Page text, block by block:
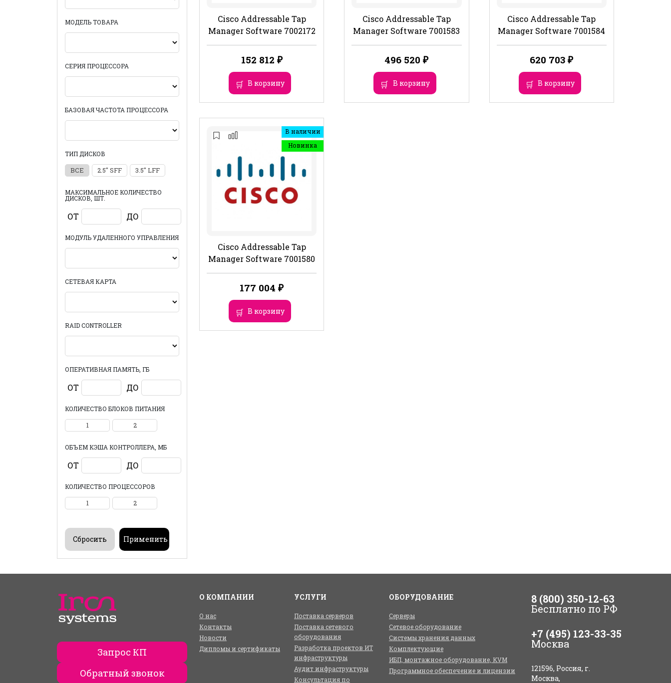
МОДЕЛЬ ТОВАРА
СЕРИЯ ПРОЦЕССОРА
БАЗОВАЯ ЧАСТОТА ПРОЦЕССОРА
ТИП ДИСКОВ
ВСЕ 2.5" SFF 3.5" LFF
МАКСИМАЛЬНОЕ КОЛИЧЕСТВО
ДИСКОВ, ШТ.
ОТ ДО
МОДУЛЬ УДАЛЕННОГО УПРАВЛЕНИЯ
СЕТЕВАЯ КАРТА
RAID CONTROLLER
ОПЕРАТИВНАЯ ПАМЯТЬ, ГБ
ОТ ДО
КОЛИЧЕСТВО БЛОКОВ ПИТАНИЯ
1 2
ОБЪЕМ КЭША КОНТРОЛЛЕРА, МБ
ОТ ДО
КОЛИЧЕСТВО ПРОЦЕССОРОВ
1 2
Cisco Addressable Tap
Manager Software 7002172
152 812 ₽
В корзину
Cisco Addressable Tap
Manager Software 7001583
496 520₽
В корзину
Cisco Addressable Tap
Manager Software 7001584
620 703₽
В корзину
В наличии
Новинка
Cisco Addressable Tap
Manager Software 7001580
177 004₽
В корзину
Запрос КП
Обратный звонок
О КОМПАНИИ
О нас
Контакты
Новости
Дипломы и сертификаты
УСЛУГИ
Поставка серверов
Поставка сетевого
оборудования
Разработка проектов ИТ
инфраструктуры
Аудит инфраструктуры
Консультация по
ОБОРУДОВАНИЕ
Серверы
Сетевое оборудование
Системы хранения данных
Комплектующие
ИБП, монтажное оборудование, KVM
Программное обеспечение и лицензии
8 (800) 350-12-63
Бесплатно по РФ
+7 (495) 123-33-35
Москва
121596, Россия, г.
Москва,